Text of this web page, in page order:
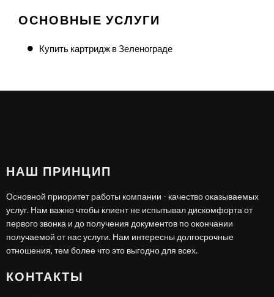
ОСНОВНЫЕ УСЛУГИ
Купить картридж в Зеленограде
НАШ ПРИНЦИП
Основной приоритет работы компании - качество оказываемых
услуг. Нам важно чтобы клиент не испытывал дискомфорта от
первого звонка и до получения документов по окончании
получаемой от нас услуги. Нам интересны долгосрочные
отношения, тем более что это выгодно для всех.
КОНТАКТЫ